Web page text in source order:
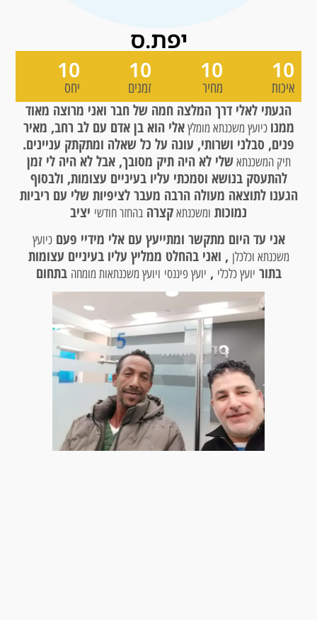
יפת.ס
10
איכות
10
מחיר
10
זמנים
10
יחס
הגעתי לאלי דרך המלצה חמה של חבר ואני מרוצה מאוד
ממנו כיועץ משכנתא מומלץאלי הוא בן אדם עם לב רחב, מאיר
פנים, סבלני ושרותי, עונה על כל שאלה ומתקתק עניינים.
תיק המשכנתאשלי לא היה תיק מסובך, אבל לא היה לי זמן
להתעסק בנושא וסמכתי עליו בעיניים עצומות, ולבסוף
הגענו לתוצאה מעולה הרבה מעבר לציפיות שלי עם ריביות
נמוכות ומשכנתאקצרה בהחזר חודשי יציב
אני עד היום מתקשר ומתייעץ עם אלי מידיי פעםכיועץ
משכנתא וכלכלן , ואני בהחלט ממליץ עליו בעיניים עצומות
בתור יועץ כלכלי , יועץ פיננסי ויועץ משכנתאות מומחה בתחום